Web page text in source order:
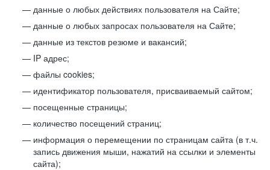
данные о любых действиях пользователя на Сайте;
данные о любых запросах пользователя на Сайте;
данные из текстов резюме и вакансий;
IP адрес;
файлы cookies;
идентификатор пользователя, присваиваемый сайтом;
посещенные страницы;
количество посещений страниц;
информация о перемещении по страницам сайта (в т.ч.
запись движения мыши, нажатий на ссылки и элементы
сайта);